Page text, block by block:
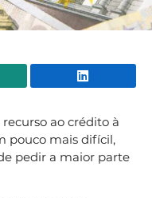
WhatsApp
ao crédito à
pouco mais difícil,
pedir a maior parte